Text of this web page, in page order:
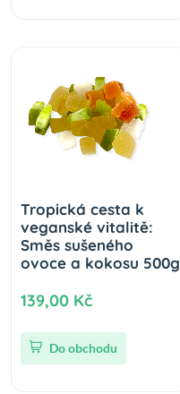
Tropická cesta k
veganské vitalitě:
Směs sušeného
ovoce a kokosu 500g
139,00 Kč
Do obchodu